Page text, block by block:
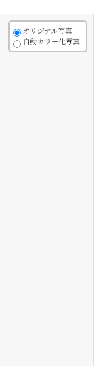
オリジナル写真
自動カラー化写真